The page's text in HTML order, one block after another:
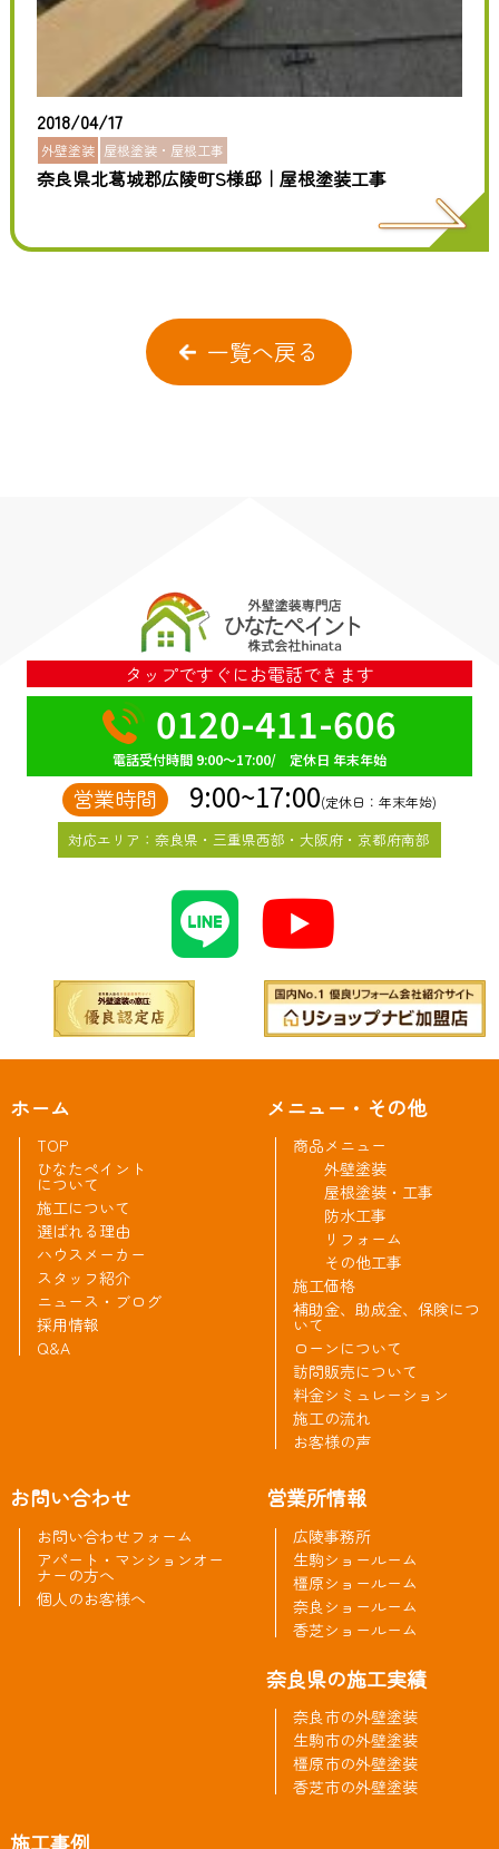
2018/04/17
外壁塗装 屋根塗装・屋根工事
奈良県北葛城郡広陵町S様邸｜屋根塗装工事
一覧へ戻る
タップですぐにお電話できます
0120-411-606
電話受付時間 9:00～17:00/ 定休日 年末年始
営業時間 9:00~17:00(定休日：年末年始)
対応エリア：奈良県・三重県西部・大阪府・京都府南部
ホーム
TOP
ひなたペイント
について
施工について
選ばれる理由
ハウスメーカー
スタッフ紹介
ニュース・ブログ
採用情報
Q&A
メニュー・その他
商品メニュー
外壁塗装
屋根塗装・工事
防水工事
リフォーム
その他工事
施工価格
補助金、助成金、保険につ
いて
ローンについて
訪問販売について
料金シミュレーション
施工の流れ
お客様の声
お問い合わせ
お問い合わせフォーム
アパート・マンションオー
ナーの方へ
個人のお客様へ
営業所情報
広陵事務所
生駒ショールーム
橿原ショールーム
奈良ショールーム
香芝ショールーム
奈良県の施工実績
奈良市の外壁塗装
生駒市の外壁塗装
橿原市の外壁塗装
香芝市の外壁塗装
施工事例